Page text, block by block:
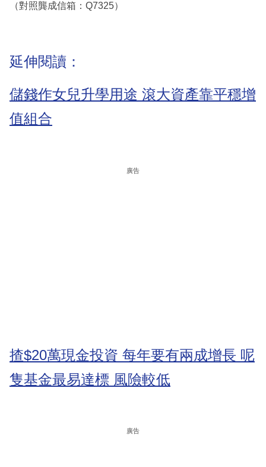
（對照龔成信箱：Q7325）
延伸閱讀：
儲錢作女兒升學用途 滾大資產靠平穩增
值組合
廣告
揸$20萬現金投資 每年要有兩成增長 呢
隻基金最易達標 風險較低
廣告